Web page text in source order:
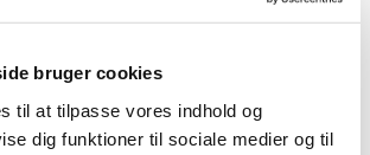
bruger cookies
til at tilpasse vores indhold og
dig funktioner til sociale medier og til
produkter